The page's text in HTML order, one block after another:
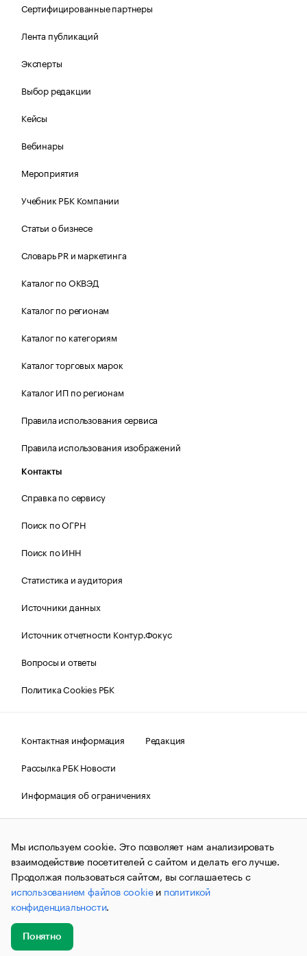
Сертифицированные партнеры
Лента публикаций
Эксперты
Выбор редакции
Кейсы
Вебинары
Мероприятия
Учебник РБК Компании
Статьи о бизнесе
Словарь PR и маркетинга
Каталог по ОКВЭД
Каталог по регионам
Каталог по категориям
Каталог торговых марок
Каталог ИП по регионам
Правила использования сервиса
Правила использования изображений
Контакты
Справка по сервису
Поиск по ОГРН
Поиск по ИНН
Статистика и аудитория
Источники данных
Источник отчетности Контур.Фокус
Вопросы и ответы
Политика Cookies РБК
Контактная информация
Редакция
Рассылка РБК Новости
Информация об ограничениях
Правовая информация
О соблюдении авторских прав
© АО «РОСБИЗНЕСКОНСАЛТИНГ»,1995–2026.Сообщения
и материалы информационного агентства «РБК»
(зарегистрировано Федеральной службой по надзору в сфере
связи, информационных технологий и массовых
коммуникаций (Роскомнадзор) 09.12.2015 за номером ИА
№ФС77-63848) сопровождаются пометкой «РБК». Отдельные
публикации могут содержать информацию,
не предназначенную для пользователей
до 18 лет.
Мы используем cookie. Это позволяет нам анализировать
взаимодействие посетителей с сайтом и делать его лучше.
Продолжая пользоваться сайтом, вы соглашаетесь с
использованием файлов cookieи политикой
конфиденциальности.
Понятно